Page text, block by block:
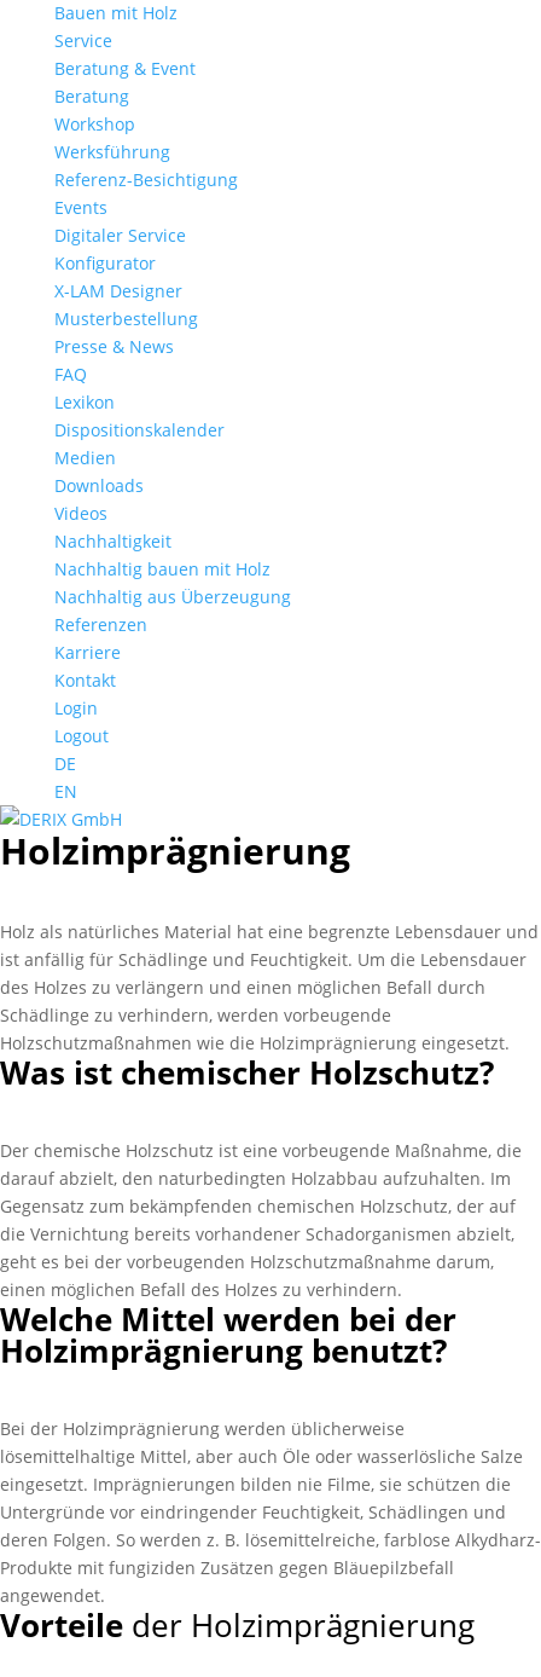
Bauen mit Holz
Service
Beratung & Event
Beratung
Workshop
Werksführung
Referenz-Besichtigung
Events
Digitaler Service
Konfigurator
X-LAM Designer
Musterbestellung
Presse & News
FAQ
Lexikon
Dispositionskalender
Medien
Downloads
Videos
Nachhaltigkeit
Nachhaltig bauen mit Holz
Nachhaltig aus Überzeugung
Referenzen
Karriere
Kontakt
Login
Logout
DE
EN
Holz­impräg­nierung
Holz als natürliches Material hat eine begrenzte Lebensdauer und
ist anfällig für Schädlinge und Feuchtigkeit. Um die Lebensdauer
des Holzes zu verlängern und einen möglichen Befall durch
Schädlinge zu verhindern, werden vorbeugende
Holzschutzmaßnahmen wie die Holzimprägnierung eingesetzt.
Was ist chemischer Holzschutz?
Der chemische Holzschutz ist eine vorbeugende Maßnahme, die
darauf abzielt, den naturbedingten Holzabbau aufzuhalten. Im
Gegensatz zum bekämpfenden chemischen Holzschutz, der auf
die Vernichtung bereits vorhandener Schadorganismen abzielt,
geht es bei der vorbeugenden Holzschutzmaßnahme darum,
einen möglichen Befall des Holzes zu verhindern.
Welche Mittel werden bei der
Holzimprägnierung benutzt?
Bei der Holzimprägnierung werden üblicherweise
lösemittelhaltige Mittel, aber auch Öle oder wasserlösliche Salze
eingesetzt. Imprägnierungen bilden nie Filme, sie schützen die
Untergründe vor eindringender Feuchtigkeit, Schädlingen und
deren Folgen. So werden z. B. lösemittelreiche, farblose Alkydharz-
Produkte mit fungiziden Zusätzen gegen Bläuepilzbefall
angewendet.
Vorteile der Holzimprägnierung